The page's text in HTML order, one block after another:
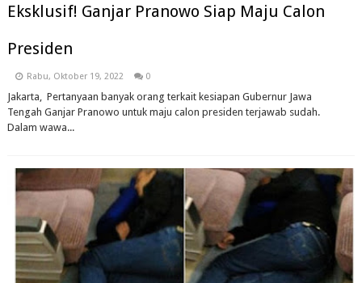
Eksklusif! Ganjar Pranowo Siap Maju Calon
Presiden
Rabu, Oktober 19, 2022 0
Jakarta, Pertanyaan banyak orang terkait kesiapan Gubernur Jawa
Tengah Ganjar Pranowo untuk maju calon presiden terjawab sudah.
Dalam wawa...